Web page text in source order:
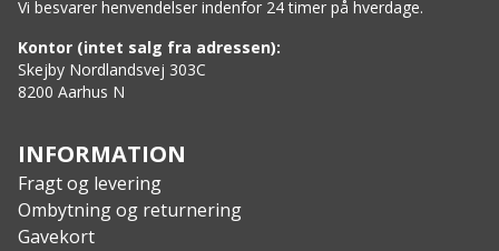
Fyld: 100% Polyester, 150 g/m² + 120 g/m²
Vi besvarer henvendelser indenfor 24 timer på hverdage.
Kontor (intet salg fra adressen):
Skejby Nordlandsvej 303C
8200 Aarhus N
INFORMATION
Fragt og levering
Ombytning og returnering
Gavekort